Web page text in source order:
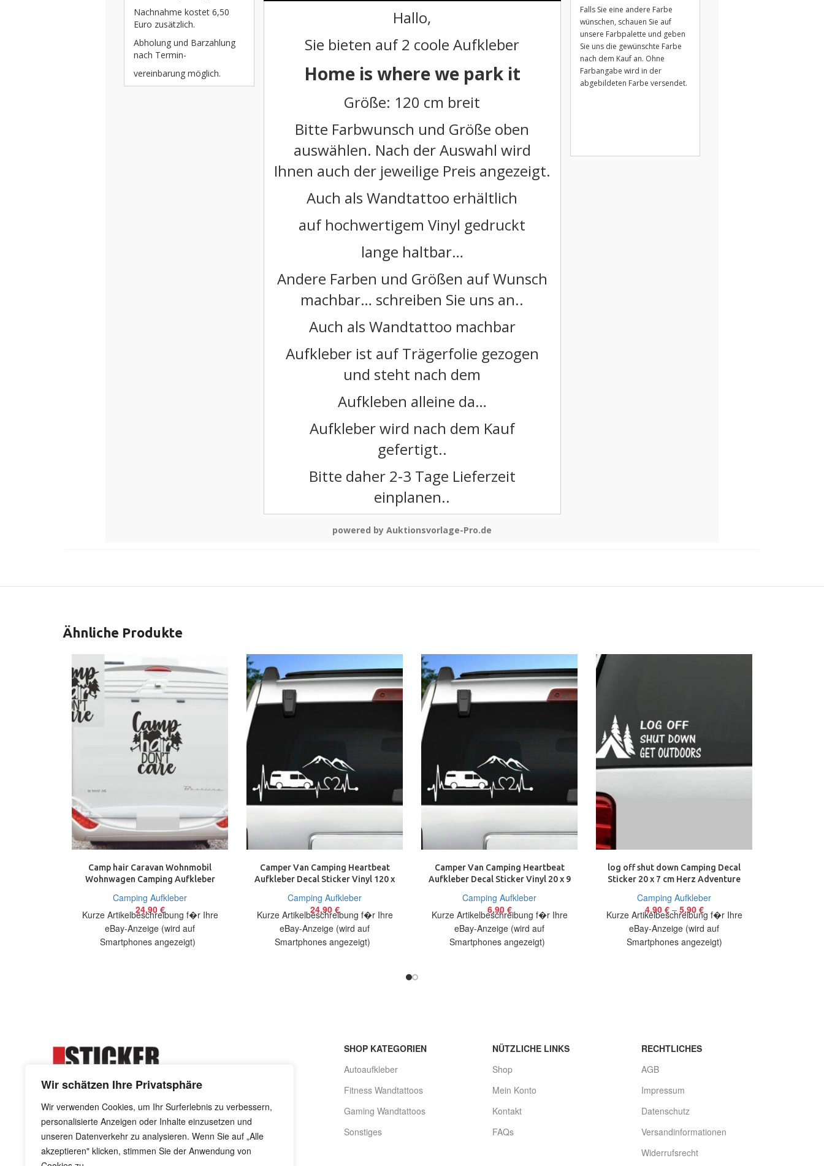
Wir schätzen Ihre Privatsphäre
Wir verwenden Cookies, um Ihr Surferlebnis zu verbessern,
personalisierte Anzeigen oder Inhalte einzusetzen und
unseren Datenverkehr zu analysieren. Wenn Sie auf „Alle
akzeptieren" klicken, stimmen Sie der Anwendung von
Hallo,
Sie bieten auf 2 coole Aufkleber
Home is where we park it
Größe: 120 cm breit
Bitte Farbwunsch und Größe oben
auswählen. Nach der Auswahl wird
Ihnen auch der jeweilige Preis angezeigt.
Auch als Wandtattoo erhältlich
auf hochwertigem Vinyl gedruckt
lange haltbar…
Andere Farben und Größen auf Wunsch
machbar… schreiben Sie uns an..
Auch als Wandtattoo machbar
Aufkleber ist auf Trägerfolie gezogen
und steht nach dem
Aufkleben alleine da…
Aufkleber wird nach dem Kauf
gefertigt..
Bitte daher 2-3 Tage Lieferzeit
einplanen..
Nachnahme kostet 6,50
Euro zusätzlich.
Abholung und Barzahlung
nach Termin-
vereinbarung möglich.
Falls Sie eine andere Farbe
wünschen, schauen Sie auf
unsere Farbpalette und geben
Sie uns die gewünschte Farbe
nach dem Kauf an. Ohne
Farbangabe wird in der
abgebildeten Farbe versendet.
powered by Auktionsvorlage-Pro.de
Ähnliche Produkte
Camp hair Caravan Wohnmobil
Wohnwagen Camping Aufkleber
Camping Aufkleber
24,90 €
Kurze Artikelbeschreibung f�r Ihre
eBay-Anzeige (wird auf
Smartphones angezeigt)
Camper Van Camping Heartbeat
Aufkleber Decal Sticker Vinyl 120 x
Camping Aufkleber
24,90 €
Kurze Artikelbeschreibung f�r Ihre
eBay-Anzeige (wird auf
Smartphones angezeigt)
Camper Van Camping Heartbeat
Aufkleber Decal Sticker Vinyl 20 x 9
Camping Aufkleber
6,90 €
Kurze Artikelbeschreibung f�r Ihre
eBay-Anzeige (wird auf
Smartphones angezeigt)
log off shut down Camping Decal
Sticker 20 x 7 cm Herz Adventure
Camping Aufkleber
4,90 €– 5,90 €
Kurze Artikelbeschreibung f�r Ihre
eBay-Anzeige (wird auf
Smartphones angezeigt)
Kreuzdornweg 8 - 41844 Wegberg
info@stickerkiste.de
SHOP KATEGORIEN
Autoaufkleber
Fitness Wandtattoos
Gaming Wandtattoos
Sonstiges
NÜTZLICHE LINKS
Shop
Mein Konto
Kontakt
FAQs
RECHTLICHES
AGB
Impressum
Datenschutz
Versandinformationen
Widerrufsrecht